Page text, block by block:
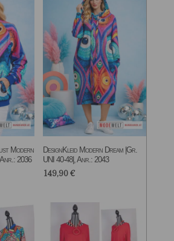
Modern
2036
DesignKleid Modern Dream |Gr.
UNI 40-48|, Anr.: 2043
149,90€